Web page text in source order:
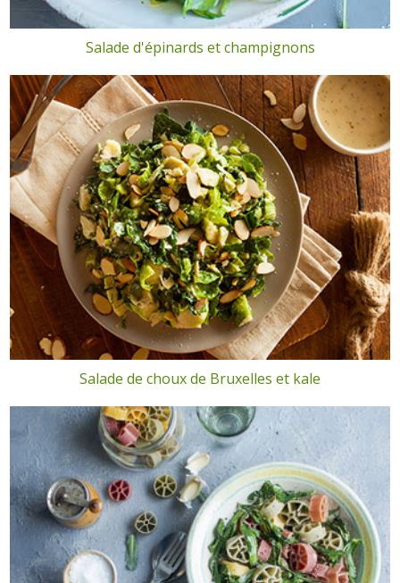
Salade d'épinards et champignons
Salade de choux de Bruxelles et kale